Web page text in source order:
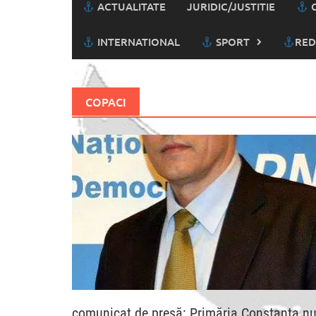
ACTUALITATE JURIDIC/JUSTITIE
INTERNATIONAL SPORT
COPACI